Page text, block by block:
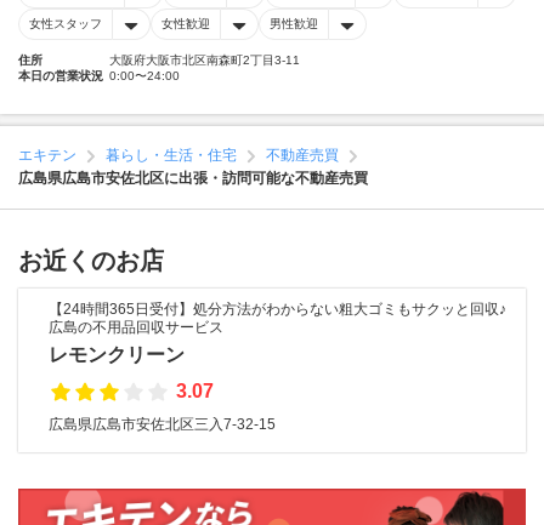
女性スタッフ 女性歓迎 男性歓迎
住所
大阪府大阪市北区南森町2丁目3-11
本日の営業状況 0:00〜24:00
エキテン 暮らし・生活・住宅
不動産売買
広島県広島市安佐北区に出張・訪問可能な不動産売買
お近くのお店
【24時間365日受付】処分方法がわからない粗大ゴミもサクッと回収♪
広島の不用品回収サービス
レモンクリーン
3.07
広島県広島市安佐北区三入7-32-15